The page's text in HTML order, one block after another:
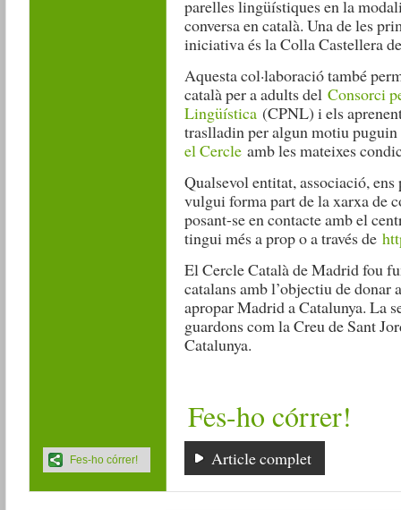
parelles lingüístiques en la
conversa en català. Una de les
iniciativa és la Colla Castellera
Aquesta col·laboració també
català per a adults del Consorci
Lingüística(CPNL) i els
traslladin per algun motiu
el Cercleamb les mateixes
Qualsevol entitat, associació,
vulgui forma part de la xarxa de
posant-se en contacte amb el
tingui més a prop o a través de
El Cercle Català de Madrid fou
catalans amb l’objectiu de
apropar Madrid a Catalunya. La
guardons com la Creu de Sant
Catalunya.
Fes-ho córrer!
Article complet
Fes-ho córrer!